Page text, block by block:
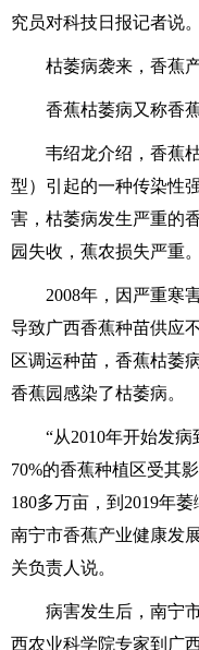
究员对科技日报记者说。
枯萎病袭来，香蕉产
香蕉枯萎病又称香蕉
韦绍龙介绍，香蕉枯
型）引起的一种传染性
害，枯萎病发生严重的
园失收，蕉农损失严重。
2008年，因严重寒害
导致广西香蕉种苗供应
区调运种苗，香蕉枯萎
香蕉园感染了枯萎病。
“从2010年开始发病
70%的香蕉种植区受其
180多万亩，到2019年
南宁市香蕉产业健康发
关负责人说。
病害发生后，南宁市
西农业科学院专家到广